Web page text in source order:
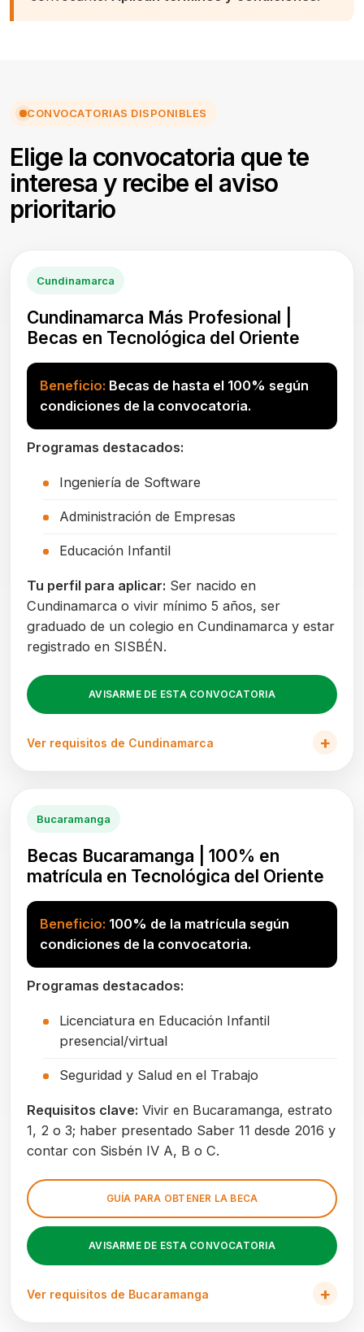
CONVOCATORIAS DISPONIBLES
Elige la convocatoria que te
interesa y recibe el aviso
prioritario
Cundinamarca
Cundinamarca Más Profesional |
Becas en Tecnológica del Oriente
Beneficio: Becas de hasta el 100% según
condiciones de la convocatoria.
Programas destacados:
Ingeniería de Software
Administración de Empresas
Educación Infantil
Tu perfil para aplicar: Ser nacido en
Cundinamarca o vivir mínimo 5 años, ser
graduado de un colegio en Cundinamarca y estar
registrado en SISBÉN.
AVISARME DE ESTA CONVOCATORIA
Ver requisitos de Cundinamarca
Bucaramanga
Becas Bucaramanga | 100% en
matrícula en Tecnológica del Oriente
Beneficio: 100% de la matrícula según
condiciones de la convocatoria.
Programas destacados:
Licenciatura en Educación Infantil
presencial/virtual
Seguridad y Salud en el Trabajo
Requisitos clave: Vivir en Bucaramanga, estrato
1, 2 o 3; haber presentado Saber 11 desde 2016 y
contar con Sisbén IV A, B o C.
GUÍA PARA OBTENER LA BECA
AVISARME DE ESTA CONVOCATORIA
Ver requisitos de Bucaramanga